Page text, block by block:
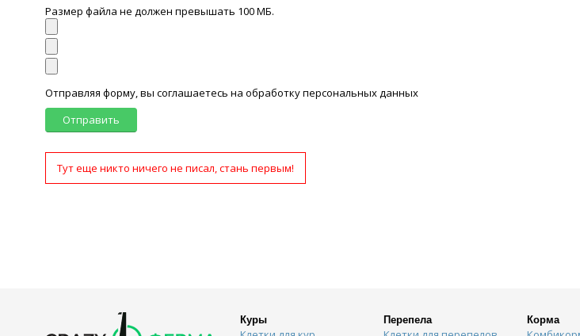
Размер файла не должен превышать 100 МБ.
Отправляя форму, вы соглашаетесь на обработку персональных данных
Отправить
Тут еще никто ничего не писал, стань первым!
Куры Перепела Корма